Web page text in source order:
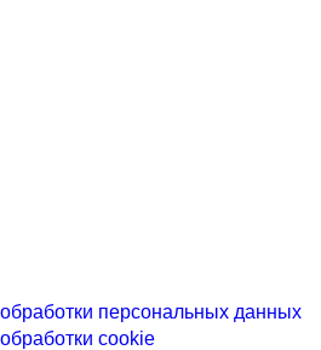
персональных данных
cookie